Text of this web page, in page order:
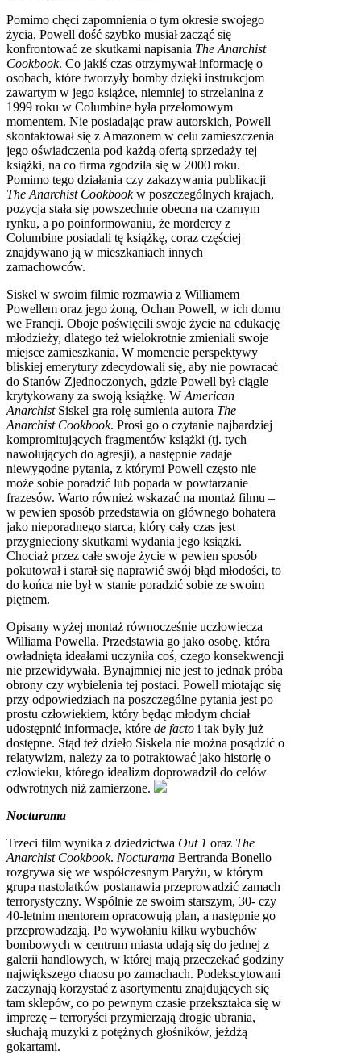
Pomimo chęci zapomnienia o tym okresie swojego
życia, Powell dość szybko musiał zacząć się
konfrontować ze skutkami napisania The Anarchist
Cookbook. Co jakiś czas otrzymywał informację o
osobach, które tworzyły bomby dzięki instrukcjom
zawartym w jego książce, niemniej to strzelanina z
1999 roku w Columbine była przełomowym
momentem. Nie posiadając praw autorskich, Powell
skontaktował się z Amazonem w celu zamieszczenia
jego oświadczenia pod każdą ofertą sprzedaży tej
książki, na co firma zgodziła się w 2000 roku.
Pomimo tego działania czy zakazywania publikacji
The Anarchist Cookbookw poszczególnych krajach,
pozycja stała się powszechnie obecna na czarnym
rynku, a po poinformowaniu, że mordercy z
Columbine posiadali tę książkę, coraz częściej
znajdywano ją w mieszkaniach innych
zamachowców.
Siskel w swoim filmie rozmawia z Williamem
Powellem oraz jego żoną, Ochan Powell, w ich domu
we Francji. Oboje poświęcili swoje życie na edukację
młodzieży, dlatego też wielokrotnie zmieniali swoje
miejsce zamieszkania. W momencie perspektywy
bliskiej emerytury zdecydowali się, aby nie powracać
do Stanów Zjednoczonych, gdzie Powell był ciągle
krytykowany za swoją książkę. W American
AnarchistSiskel gra rolę sumienia autora The
Anarchist Cookbook. Prosi go o czytanie najbardziej
kompromitujących fragmentów książki (tj. tych
nawołujących do agresji), a następnie zadaje
niewygodne pytania, z którymi Powell często nie
może sobie poradzić lub popada w powtarzanie
frazesów. Warto również wskazać na montaż filmu –
w pewien sposób przedstawia on głównego bohatera
jako nieporadnego starca, który cały czas jest
przygnieciony skutkami wydania jego książki.
Chociaż przez całe swoje życie w pewien sposób
pokutował i starał się naprawić swój błąd młodości, to
do końca nie był w stanie poradzić sobie ze swoim
piętnem.
Opisany wyżej montaż równocześnie uczłowiecza
Williama Powella. Przedstawia go jako osobę, która
owładnięta ideałami uczyniła coś, czego konsekwencji
nie przewidywała. Bynajmniej nie jest to jednak próba
obrony czy wybielenia tej postaci. Powell miotając się
przy odpowiedziach na poszczególne pytania jest po
prostu człowiekiem, który będąc młodym chciał
udostępnić informacje, które de facto i tak były już
dostępne. Stąd też dzieło Siskela nie można posądzić o
relatywizm, należy za to potraktować jako historię o
człowieku, którego idealizm doprowadził do celów
odwrotnych niż zamierzone.
Nocturama
Trzeci film wynika z dziedzictwa Out 1 oraz The
Anarchist Cookbook. Nocturama Bertranda Bonello
rozgrywa się we współczesnym Paryżu, w którym
grupa nastolatków postanawia przeprowadzić zamach
terrorystyczny. Wspólnie ze swoim starszym, 30- czy
40-letnim mentorem opracowują plan, a następnie go
przeprowadzają. Po wywołaniu kilku wybuchów
bombowych w centrum miasta udają się do jednej z
galerii handlowych, w której mają przeczekać godziny
największego chaosu po zamachach. Podekscytowani
zaczynają korzystać z asortymentu znajdujących się
tam sklepów, co po pewnym czasie przekształca się w
imprezę – terroryści przymierzają drogie ubrania,
słuchają muzyki z potężnych głośników, jeżdżą
gokartami.